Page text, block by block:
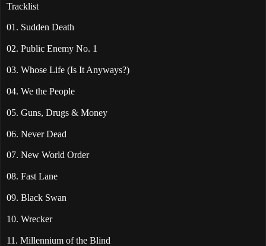
Tracklist
01. Sudden Death
02. Public Enemy No. 1
03. Whose Life (Is It Anyways?)
04. We the People
05. Guns, Drugs & Money
06. Never Dead
07. New World Order
08. Fast Lane
09. Black Swan
10. Wrecker
11. Millennium of the Blind